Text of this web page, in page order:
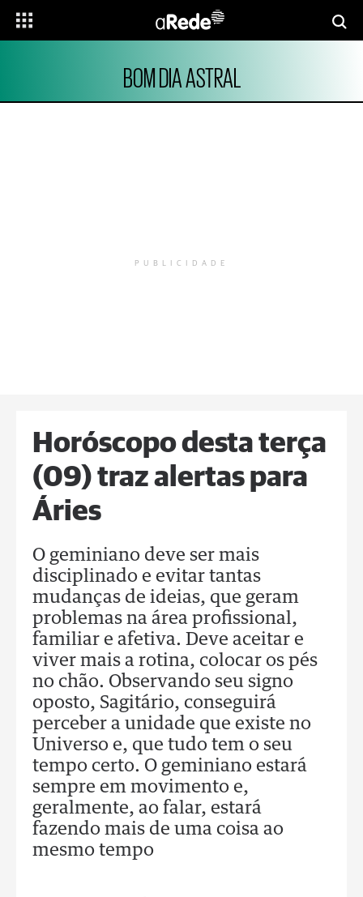
BOM DIA ASTRAL
PUBLICIDADE
Horóscopo desta terça
(09) traz alertas para
Áries
O geminiano deve ser mais
disciplinado e evitar tantas
mudanças de ideias, que geram
problemas na área profissional,
familiar e afetiva. Deve aceitar e
viver mais a rotina, colocar os pés
no chão. Observando seu signo
oposto, Sagitário, conseguirá
perceber a unidade que existe no
Universo e, que tudo tem o seu
tempo certo. O geminiano estará
sempre em movimento e,
geralmente, ao falar, estará
fazendo mais de uma coisa ao
mesmo tempo